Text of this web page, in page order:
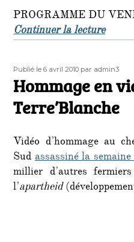
PROGRAMME DU
Continuer la lecturede «
Publié
le
Publié le 6 avril 2010 Auteur
par admin3
Hommage en
Terre’Blanche
Vidéo d’hommage au
Sudassassiné la
millier d’autres
l’apartheid